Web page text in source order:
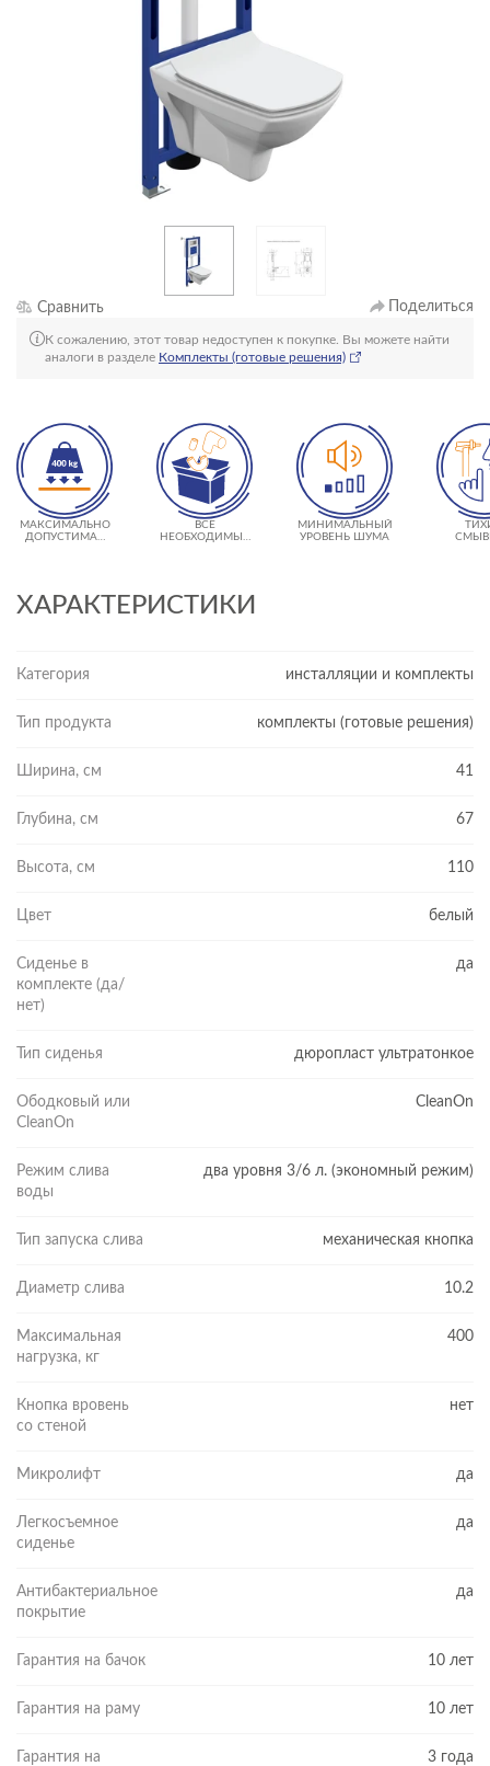
Сравнить Поделиться
К сожалению, этот товар недоступен к покупке. Вы можете найти
аналоги в разделе Комплекты (готовые решения)
МАКСИМАЛЬНО
ДОПУСТИМАЯ
ВСЕ
НЕОБХОДИМЫЕ
МИНИМАЛЬНЫЙ
УРОВЕНЬ ШУМА
ХАРАКТЕРИСТИКИ
Категория инсталляции и комплекты
Тип продукта комплекты (готовые решения)
Ширина, см 41
Глубина, см 67
Высота, см 110
Цвет белый
Сиденье в
комплекте (да/
нет)
да
Тип сиденья дюропласт ультратонкое
Ободковый или
CleanOn
CleanOn
Режим слива
воды
два уровня 3/6 л. (экономный режим)
Тип запуска слива механическая кнопка
Диаметр слива 10.2
Максимальная
нагрузка, кг
400
Кнопка вровень
со стеной
нет
Микролифт да
Легкосъемное
сиденье
да
Антибактериальное
покрытие
да
Гарантия на бачок 10 лет
Гарантия на раму 10 лет
Гарантия на
3 года